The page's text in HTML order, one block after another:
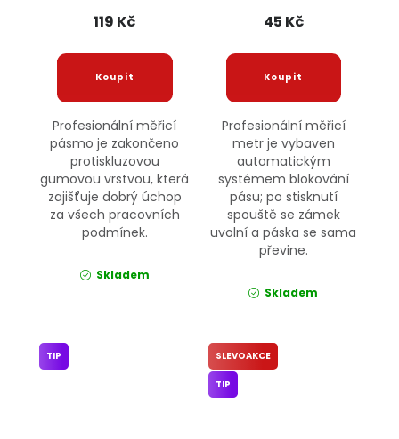
119 Kč
Profesionální měřicí
pásmo je zakončeno
protiskluzovou
gumovou vrstvou, která
zajišťuje dobrý úchop
za všech pracovních
podmínek.
Skladem
45 Kč
Profesionální měřicí
metr je vybaven
automatickým
systémem blokování
pásu; po stisknutí
spouště se zámek
uvolní a páska se sama
převine.
Skladem
TIP SLEVOAKCE
TIP